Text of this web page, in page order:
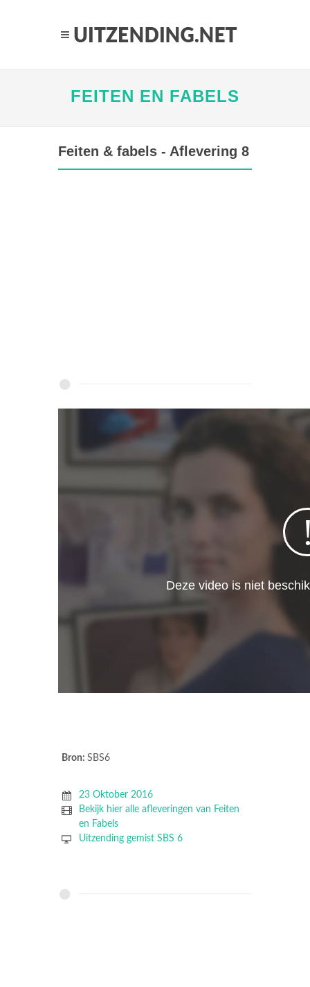
FEITEN EN FABELS
Feiten & fabels - Aflevering 8
Bron: SBS6
23 Oktober 2016
Bekijk hier alle afleveringen van Feiten
en Fabels
Uitzending gemist SBS 6